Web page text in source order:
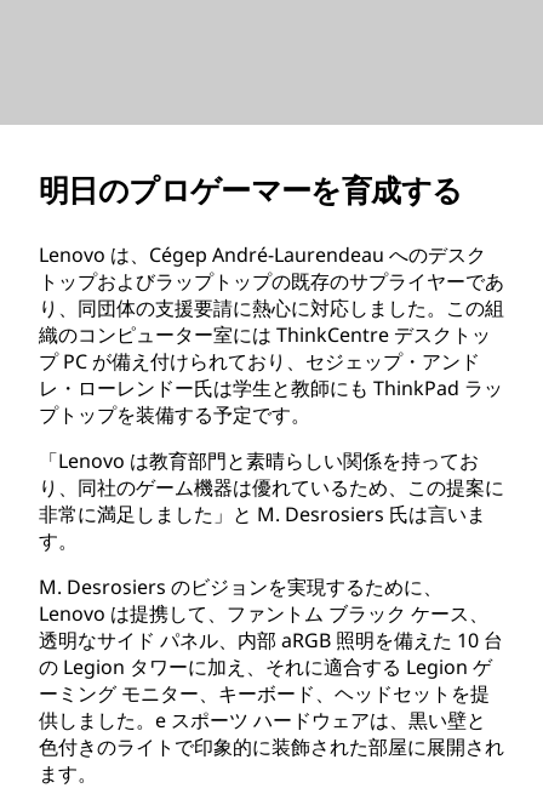
明日のプロゲーマーを育成する
Lenovo は、Cégep André-Laurendeau へのデスク
トップおよびラップトップの既存のサプライヤーであ
り、同団体の支援要請に熱心に対応しました。この組
織のコンピューター室には ThinkCentre デスクトッ
プ PC が備え付けられており、セジェップ・アンド
レ・ローレンドー氏は学生と教師にも ThinkPad ラッ
プトップを装備する予定です。
「Lenovo は教育部門と素晴らしい関係を持ってお
り、同社のゲーム機器は優れているため、この提案に
非常に満足しました」と M. Desrosiers 氏は言いま
す。
M. Desrosiers のビジョンを実現するために、
Lenovo は提携して、ファントム ブラック ケース、
透明なサイド パネル、内部 aRGB 照明を備えた 10 台
の Legion タワーに加え、それに適合する Legion ゲ
ーミング モニター、キーボード、ヘッドセットを提
供しました。e スポーツ ハードウェアは、黒い壁と
色付きのライトで印象的に装飾された部屋に展開され
ます。